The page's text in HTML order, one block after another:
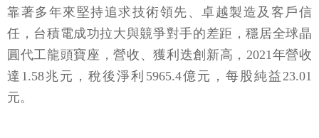
靠著多年來堅持追求技術領先、卓越製造及客戶信
任，台積電成功拉大與競爭對手的差距，穩居全球晶
圓代工龍頭寶座，營收、獲利迭創新高，2021年營收
達1.58兆元，稅後淨利5965.4億元，每股純益23.01
元。